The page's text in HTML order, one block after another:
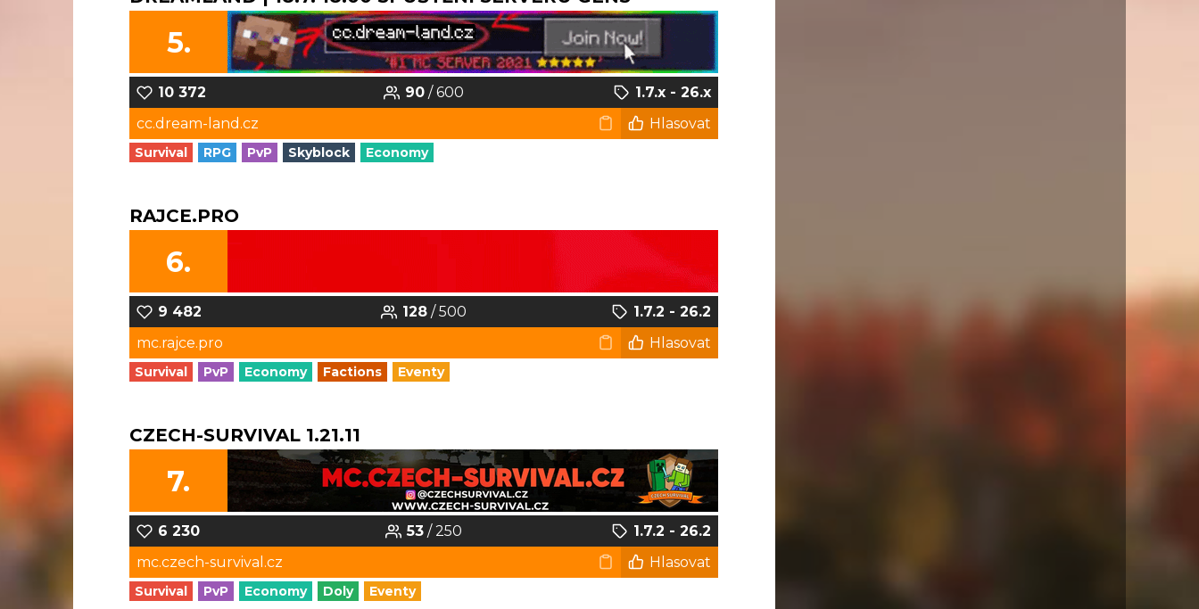
5.
10 372 90 / 600
1.7.x - 26.x
cc.dream-land.cz
Hlasovat
Survival RPG PvP Skyblock Economy
RAJCE.PRO
6.
9 482 128 / 500
1.7.2 - 26.2
mc.rajce.pro
Hlasovat
Survival PvP Economy Factions Eventy
CZECH-SURVIVAL 1.21.11
7.
6 230 53 / 250
1.7.2 - 26.2
mc.czech-survival.cz
Hlasovat
Survival PvP Economy Doly Eventy